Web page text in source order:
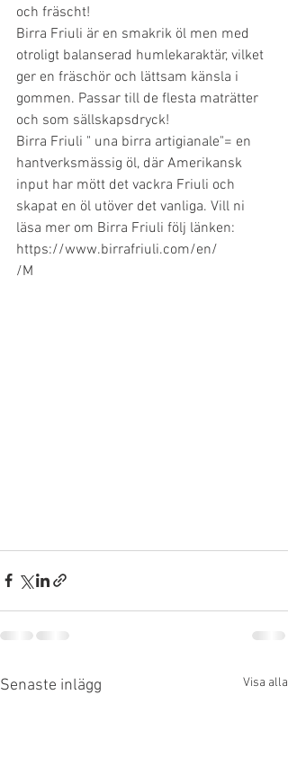
och fräscht!
Birra Friuli är en smakrik öl men med
otroligt balanserad humlekaraktär, vilket
ger en fräschör och lättsam känsla i
gommen. Passar till de flesta maträtter
och som sällskapsdryck!
Birra Friuli " una birra artigianale"= en
hantverksmässig öl, där Amerikansk
input har mött det vackra Friuli och
skapat en öl utöver det vanliga. Vill ni
läsa mer om Birra Friuli följ länken:
https://www.birrafriuli.com/en/
/M
Senaste inlägg Visa alla